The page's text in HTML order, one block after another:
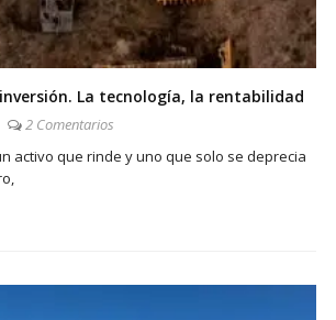
La tecnología, la rentabilidad
2 Comentarios
activo que rinde y uno que solo se deprecia